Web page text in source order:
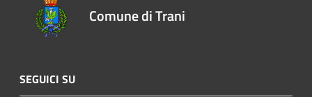
Comune di Trani
SEGUICI SU